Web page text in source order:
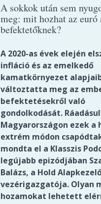
A sokkok után sem
meg: mit hozhat az euró
befektetőknek?
A 2020-as évek elején
infláció és az emelkedő
kamatkörnyezet
változtatta meg az
befektetésekről való
gondolkodását. Ráadásul
Magyarországon ezek a
extrém módon
mondta el a Klasszis
legújabb epizódjában
Balázs, a Hold
vezérigazgatója. Olyan
hozamokat lehetett